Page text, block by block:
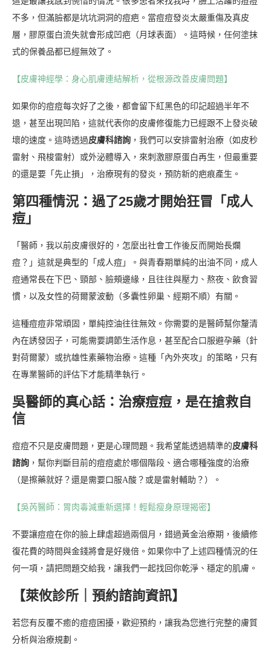
不多，但滿臉都是坑坑洞洞的痘疤。當痘痘發炎太嚴重傷及真皮
層，膠原蛋白流失就會形成凹疤（月球表面）。這時候，任何塗抹
式的保養品都已經無效了。
【皮膚神經學：身心肌膚連結解析，從根源改善皮膚問題】
如果你的痘痘每次好了之後，都會留下紅黑色的印記超過半年不
退，甚至出現凹陷，這就代表你的皮膚修復能力已經跟不上發炎破
壞的速度。這時透過皮膚科諮詢 ，我們可以安排雷射治療（如皮秒
雷射、飛梭雷射）或外泌體導入，來刺激膠原蛋白再生，但最重要
的還是要「先止損」，治療現有的發炎，預防新的疤痕產生。
第四種情況：過了25歲才開始狂冒「成人
痘」
「醫師，我以前皮膚很好的，怎麼出社會工作後反而開始長爛
痘？」這就是典型的「成人痘」。與青春期單純的出油不同，成人
痘通常長在下巴、頸部、臉頰邊緣，且往往與壓力、熬夜、飲食習
慣，以及女性的荷爾蒙波動（多囊性卵巢、經期不順）有關。
這種痘痘非常頑固，單純控油往往無效。你需要的是醫師幫你釐清
內在誘發因子，可能需要調節生活作息，甚至配合口服避孕藥（針
對荷爾蒙）或抗雄性素藥物治療。這種「內外夾攻」的策略，只有
在專業醫師的評估下才能精準執行。
吳醫師的真心話：治療痘痘，是在搶救自
信
痘痘不只是皮膚問題，更是心理問題。我希望能透過精準的皮膚科
諮詢 ，幫你判斷目前的痘痘處於哪個階段、適合哪種強度的治療
（是擦藥就好？還是需要口服A酸？或是雷射輔助？）。
【吳芮醫師：胃肉毒減重新選擇！輕鬆瘦身原理揭密】
不要讓痘痘在你的臉上肆虐超過兩個月，錯過黃金治療期，後續修
復花費的時間與金錢將會是好幾倍。如果你中了上述四種情況的任
何一項，請把問題交給我，讓我們一起找回你乾淨、穩定的肌膚。
【萊攸診所｜預約諮詢資訊】
若您有反覆不癒的痘痘困擾，歡迎預約，讓我為您進行完整的膚質
分析與治療規劃。